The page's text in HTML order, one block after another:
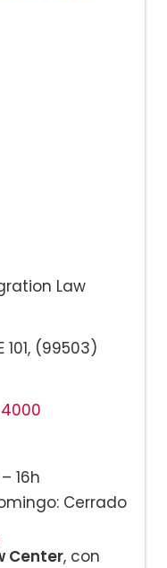
Law
101, (99503)
16h
Cerrado
Center, con